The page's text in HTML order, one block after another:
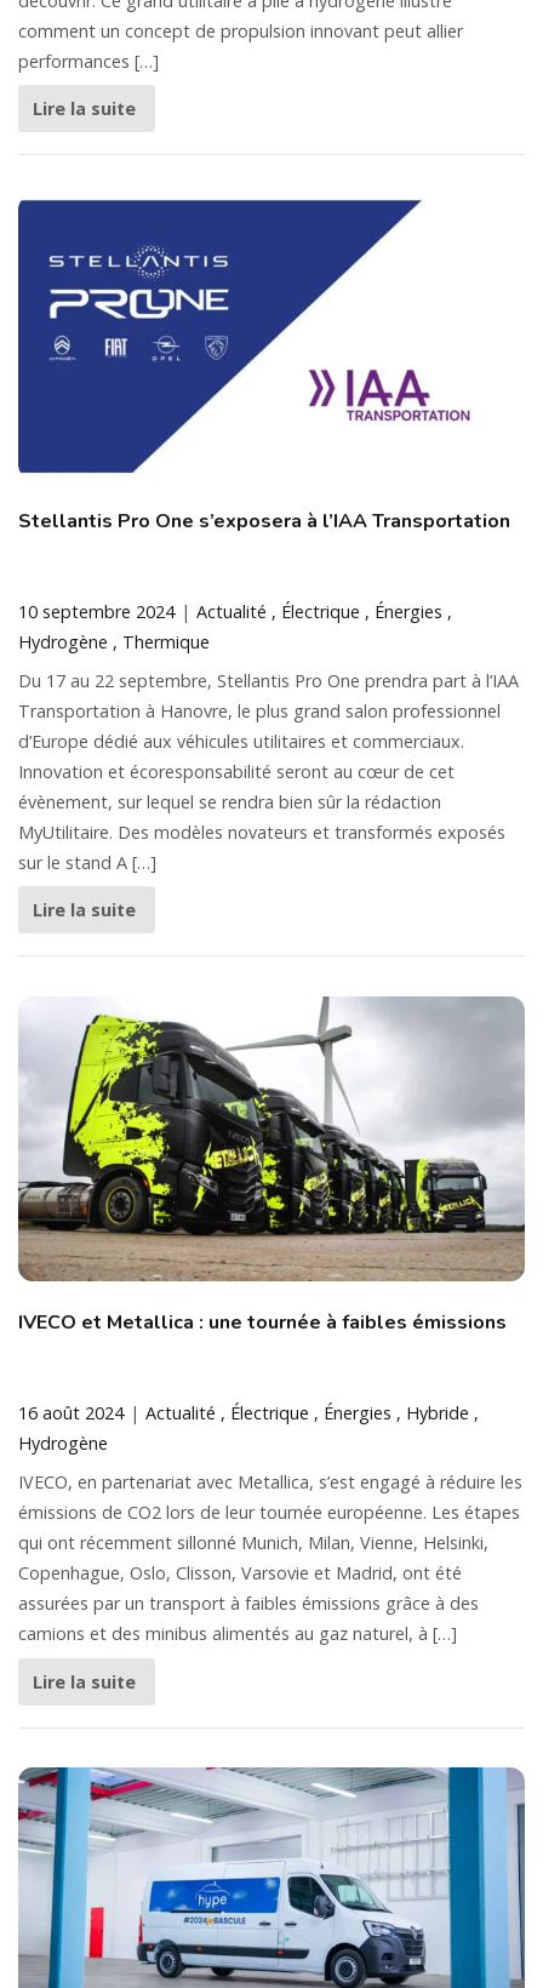
comment un concept de propulsion innovant peut allier
performances […]
Lire la suite
Stellantis Pro One s’exposera à l’IAA Transportation
10 septembre 2024 Actualité Électrique
Énergies
Hydrogène
Thermique
Du 17 au 22 septembre, Stellantis Pro One prendra part à l’IAA
Transportation à Hanovre, le plus grand salon professionnel
d’Europe dédié aux véhicules utilitaires et commerciaux.
Innovation et écoresponsabilité seront au cœur de cet
évènement, sur lequel se rendra bien sûr la rédaction
MyUtilitaire. Des modèles novateurs et transformés exposés
sur le stand A […]
Lire la suite
IVECO et Metallica : une tournée à faibles émissions
16 août 2024 Actualité Électrique Énergies
Hybride
Hydrogène
IVECO, en partenariat avec Metallica, s’est engagé à réduire les
émissions de CO2 lors de leur tournée européenne. Les étapes
qui ont récemment sillonné Munich, Milan, Vienne, Helsinki,
Copenhague, Oslo, Clisson, Varsovie et Madrid, ont été
assurées par un transport à faibles émissions grâce à des
camions et des minibus alimentés au gaz naturel, à […]
Lire la suite